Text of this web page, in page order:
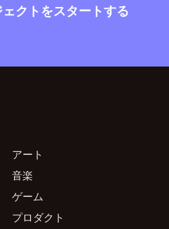
クトをスタートする
アート
音楽
ゲーム
プロダクト